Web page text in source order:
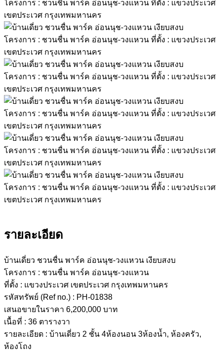
รายละเอียด
บ้านเดี่ยว ชวนชื่น พาร์ค อ่อนนุช-วงแหวน เงียบสงบ
โครงการ : ชวนชื่น พาร์ค อ่อนนุช-วงแหวน
ที่ตั้ง : แขวงประเวศ เขตประเวศ กรุงเทพมหานคร
รหัสทรัพย์ (Ref no.) : PH-01838
เสนอขายในราคา 6,200,000 บาท
เนื้อที่ : 36 ตารางวา
รายละเอียด : บ้านเดี่ยว 2 ชั้น 4ห้องนอน 3ห้องน้ำ, ห้องครัว,
ห้องโถง